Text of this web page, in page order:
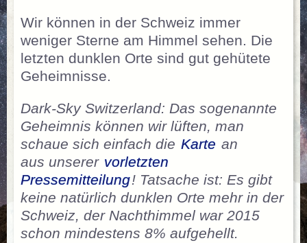
Wir können in der Schweiz immer
weniger Sterne am Himmel sehen. Die
letzten dunklen Orte sind gut gehütete
Geheimnisse.
Dark-Sky Switzerland: Das sogenannte
Geheimnis können wir lüften, man
schaue sich einfach die Karte an
aus unserer vorletzten
Pressemitteilung! Tatsache ist: Es gibt
keine natürlich dunklen Orte mehr in der
Schweiz, der Nachthimmel war 2015
schon mindestens 8% aufgehellt.